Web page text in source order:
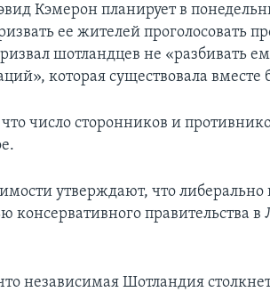
Кэмерон планирует в
ее жителей проголосовать
шотландцев не «разбивать
которая существовала вместе
число сторонников и
утверждают, что
консервативного правительства
независимая Шотландия